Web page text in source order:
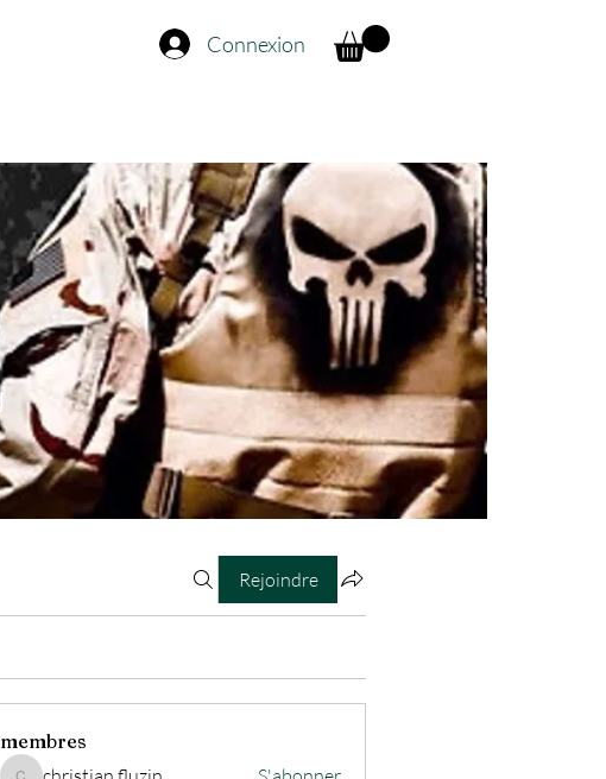
Connexion
Rejoindre
membres